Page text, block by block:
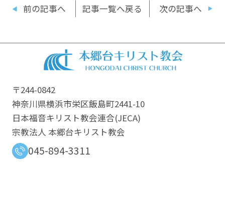
前の記事へ 記事一覧へ戻る 次の記事へ
〒244-0842
神奈川県横浜市栄区飯島町2441-10
日本福音キリスト教会連合​(JECA)
宗教法人 本郷台キリスト教会
045-894-3311